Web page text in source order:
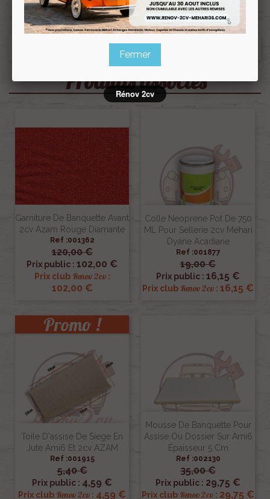
Produits associés
Garniture De Banquette Avant
2cv Azam Rouge Diamante
Ref :001362
120,00 €
Prix public : 102,00 €
Prix club Renov 2cv:
102,00 €
Colle Neoprene Pot De 750
ML Pour Sellerie 2cv Méhari
Dyane Acadiane
Ref :001877
19,00 €
Prix public : 16,15 €
Prix club Renov 2cv : 16,15 €
Toile D'assise De Siege En
Jute Ami6 Et 2cv AZAM
Ref :001915
5,40 €
Prix public : 4,59 €
Prix club Renov 2cv : 4,59 €
Promo !
Mousse De Banquette Pour
Assise Ou Dossier Sur Ami6
Épaisseur 5 Cm
Ref :002130
35,00 €
Prix public : 29,75 €
Prix club Renov 2cv : 29,75 €
Fermer
Rénov 2cv